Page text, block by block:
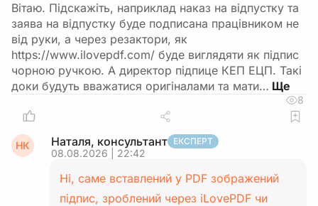
Вітаю. Підскажіть, наприклад наказ на відпустку та
заява на відпустку буде подписана працівником не
від руки, а через резактори, як
https://www.ilovepdf.com/ буде виглядяти як підпис
чорною ручкою. А директор підпице КЕП ЕЦП. Такі
доки будуть вважатися оригіналами та мати…
8
НК Наталя, консультант ЕКСПЕРТ
08.08.2026 | 22:42
Ні, саме вставлений у PDF зображений
підпис, зроблений через iLovePDF чи